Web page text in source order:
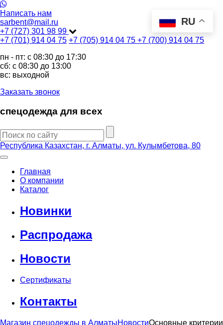
Написать нам
sarbent@mail.ru
+7 (727) 301 98 99
+7 (701) 914 04 75 +7 (705) 914 04 75 +7 (700) 914 04 75
пн - пт: c 08:30 до 17:30
сб: c 08:30 до 13:00
вс: выходной
Заказать звонок
спецодежда для всех
Республика Казахстан, г. Алматы, ул. Кулымбетова, 80
Главная
О компании
Каталог
Новинки
Распродажа
Новости
Сертификаты
Контакты
Магазин спецодежды в АлматыНовостиОсновные критерии
RU